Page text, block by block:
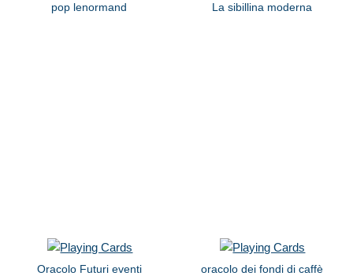
pop lenormand La sibillina moderna
Oracolo Futuri eventi oracolo dei fondi di caffè